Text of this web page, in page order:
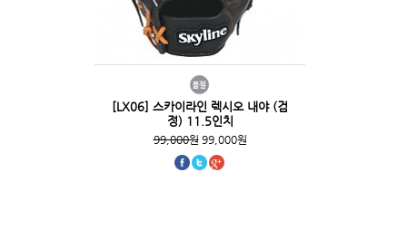
[LX06] 스카이라인 렉시오 내야 (검
정) 11.5인치
99,000원99,000원